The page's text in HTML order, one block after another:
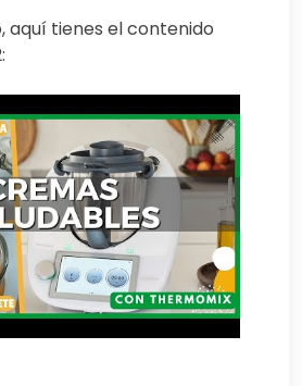
aquí tienes el contenido